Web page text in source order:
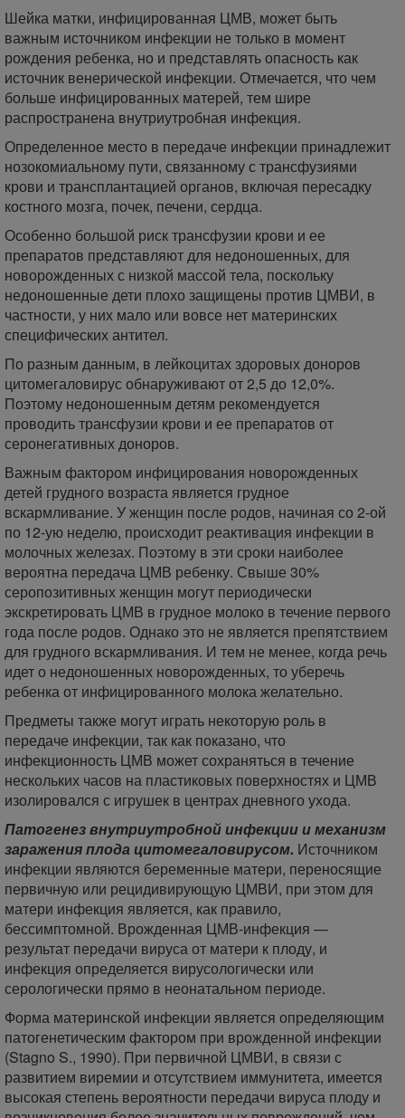
Шейка матки, инфицированная ЦМВ, может быть
важным источником инфекции не только в момент
рождения ребенка, но и представлять опасность как
источник венерической инфекции. Отмечается, что чем
больше инфицированных матерей, тем шире
распространена внутриутробная инфекция.
Определенное место в передаче инфекции принадлежит
нозокомиальному пути, связанному с трансфузиями
крови и трансплантацией органов, включая пересадку
костного мозга, почек, печени, сердца.
Особенно большой риск трансфузии крови и ее
препаратов представляют для недоношенных, для
новорожденных с низкой массой тела, поскольку
недоношенные дети плохо защищены против ЦМВИ, в
частности, у них мало или вовсе нет материнских
специфических антител.
По разным данным, в лейкоцитах здоровых доноров
цитомегаловирус обнаруживают от 2,5 до 12,0%.
Поэтому недоношенным детям рекомендуется
проводить трансфузии крови и ее препаратов от
серонегативных доноров.
Важным фактором инфицирования новорожденных
детей грудного возраста является грудное
вскармливание. У женщин после родов, начиная со 2-ой
по 12-ую неделю, происходит реактивация инфекции в
молочных железах. Поэтому в эти сроки наиболее
вероятна передача ЦМВ ребенку. Свыше 30%
серопозитивных женщин могут периодически
экскретировать ЦМВ в грудное молоко в течение первого
года после родов. Однако это не является препятствием
для грудного вскармливания. И тем не менее, когда речь
идет о недоношенных новорожденных, то уберечь
ребенка от инфицированного молока желательно.
Предметы также могут играть некоторую роль в
передаче инфекции, так как показано, что
инфекционность ЦМВ может сохраняться в течение
нескольких часов на пластиковых поверхностях и ЦМВ
изолировался с игрушек в центрах дневного ухода.
Патогенез внутриутробной инфекции и механизм
заражения плода цитомегаловирусом. Источником
инфекции являются беременные матери, переносящие
первичную или рецидивирующую ЦМВИ, при этом для
матери инфекция является, как правило,
бессимптомной. Врожденная ЦМВ-инфекция —
результат передачи вируса от матери к плоду, и
инфекция определяется вирусологически или
серологически прямо в неонатальном периоде.
Форма материнской инфекции является определяющим
патогенетическим фактором при врожденной инфекции
(Stagno S., 1990). При первичной ЦМВИ, в связи с
развитием виремии и отсутствием иммунитета, имеется
высокая степень вероятности передачи вируса плоду и